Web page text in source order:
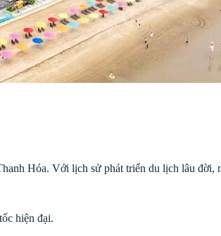
Hóa. Với lịch sử phát triển du lịch lâu đời,
hiện đại.